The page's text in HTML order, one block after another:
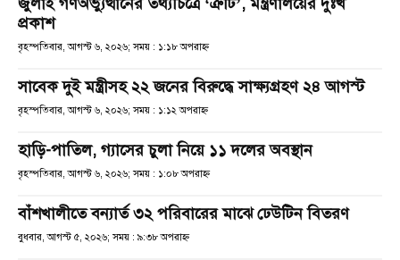
জুলাই গণঅভ্যুত্থানের তথ্যচিত্রে ‘ত্রুটি’, মন্ত্রণালয়ের দুঃখ
প্রকাশ
বৃহস্পতিবার, আগস্ট ৬, ২০২৬; সময় : ১:১৮ অপরাহ্ণ
সাবেক দুই মন্ত্রীসহ ২২ জনের বিরুদ্ধে সাক্ষ্যগ্রহণ ২৪ আগস্ট
বৃহস্পতিবার, আগস্ট ৬, ২০২৬; সময় : ১:১২ অপরাহ্ণ
হাড়ি-পাতিল, গ্যাসের চুলা নিয়ে ১১ দলের অবস্থান
বৃহস্পতিবার, আগস্ট ৬, ২০২৬; সময় : ১:০৮ অপরাহ্ণ
বাঁশখালীতে বন্যার্ত ৩২ পরিবারের মাঝে ঢেউটিন বিতরণ
বুধবার, আগস্ট ৫, ২০২৬; সময় : ৯:৩৮ অপরাহ্ণ